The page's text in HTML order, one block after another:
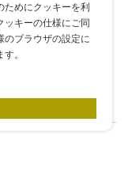
ためにクッキーを利
ッキーの仕様にご同
のブラウザの設定に
。